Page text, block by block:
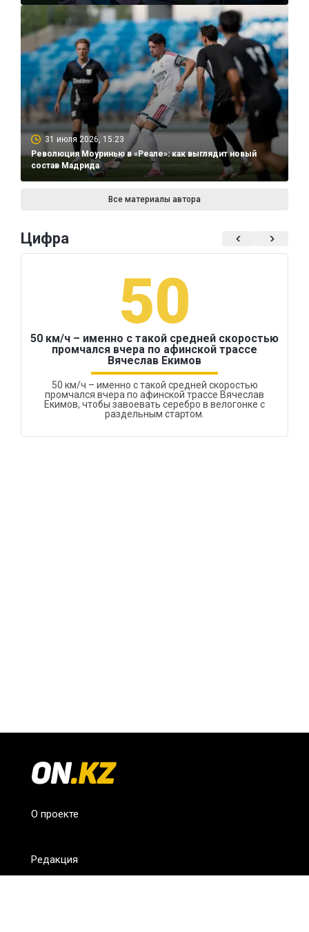
31 июля 2026, 15:23
Революция Моуринью в «Реале»: как выглядит новый
состав Мадрида
Все материалы автора
Цифра
50
50 км/ч – именно с такой средней скоростью
промчался вчера по афинской трассе
Вячеслав Екимов
50 км/ч – именно с такой средней скоростью
промчался вчера по афинской трассе Вячеслав
Екимов, чтобы завоевать серебро в велогонке с
раздельным стартом.
О проекте
Редакция